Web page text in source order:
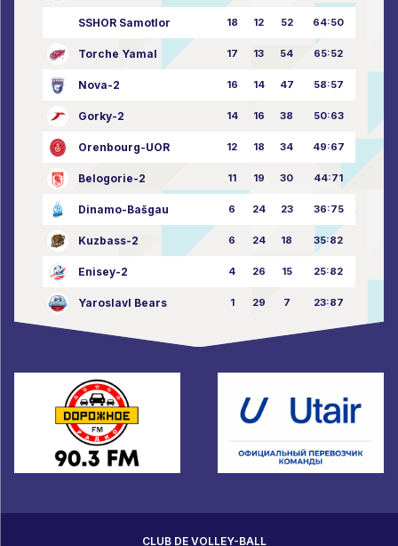
SSHOR Samotlor 18 12 52 64:50
Torche Yamal 17 13 54 65:52
Nova-2 16 14 47 58:57
Gorky-2 14 16 38 50:63
Orenbourg-UOR 12 18 34 49:67
Belogorie-2 11 19 30 44:71
Dinamo-Bašgau 6 24 23 36:75
Kuzbass-2 6 24 18 35:82
Enisey-2 4 26 15 25:82
Yaroslavl Bears 1 29 7 23:87
CLUB DE VOLLEY-BALL